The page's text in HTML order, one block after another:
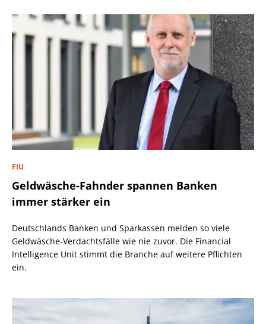
FIU
Geldwäsche-Fahnder spannen Banken
immer stärker ein
Deutschlands Banken und Sparkassen melden so viele
Geldwäsche-Verdachtsfälle wie nie zuvor. Die Financial
Intelligence Unit stimmt die Branche auf weitere Pflichten
ein.